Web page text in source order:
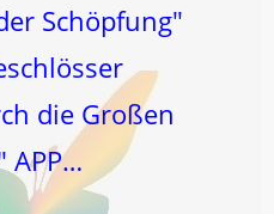
Schöpfung"
die Großen
APP…